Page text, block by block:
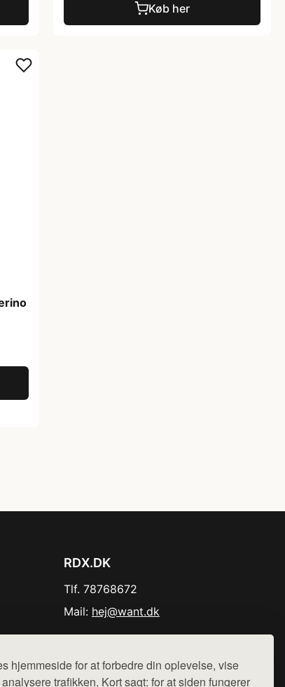
hjemmeside for at forbedre din oplevelse, vise
trafikken. Kort sagt: for at siden fungerer
Køb her
RDX.DK
Tlf. 78768672
Mail: hej@want.dk